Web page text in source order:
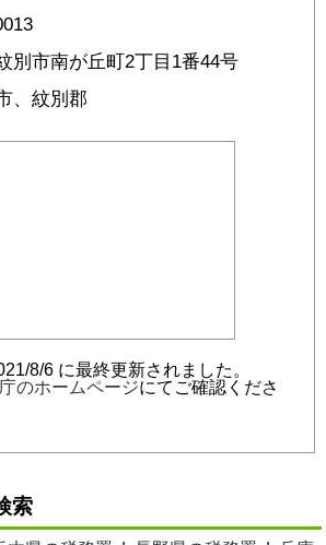
別市南が丘町2丁目1番44号
、紋別郡
8/6 に最終更新されました。
のホームページにてご確認くださ
索